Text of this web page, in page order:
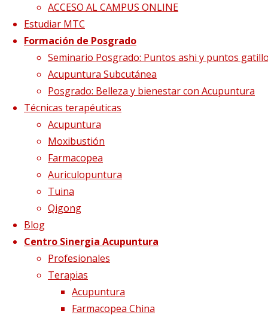
ACCESO AL CAMPUS ONLINE
Estudiar MTC
Formación de Posgrado
Seminario Posgrado: Puntos ashi y puntos
Acupuntura Subcutánea
Posgrado: Belleza y bienestar con Acupuntura
Técnicas terapéuticas
Acupuntura
Moxibustión
Farmacopea
Auriculopuntura
Tuina
Qigong
Blog
Centro Sinergia Acupuntura
Profesionales
Terapias
Acupuntura
Farmacopea China
gong3
qi gong3
Tamaño completo600 × 257
en Qigong